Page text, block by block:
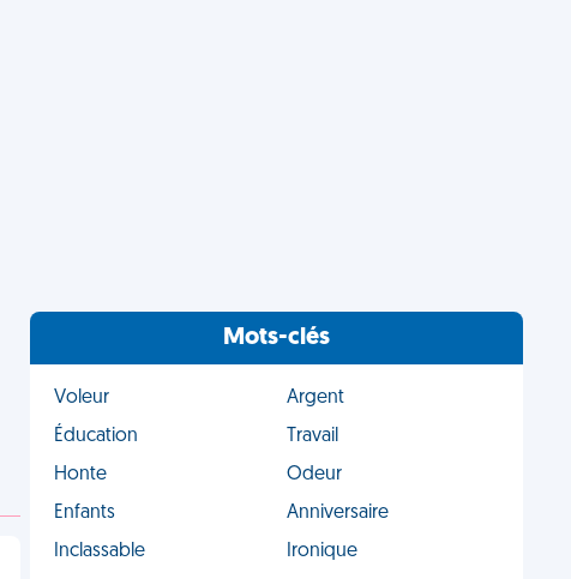
Mots-clés
Voleur
Argent
Éducation
Travail
Honte
Odeur
Enfants
Anniversaire
Inclassable
Ironique